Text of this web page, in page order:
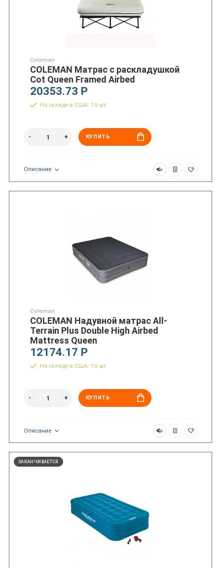
Coleman
COLEMAN Матрас с раскладушкой
Cot Queen Framed Airbed
20353.73 Р
На складе в США: 10 шт.
КУПИТЬ
Описание
Coleman
COLEMAN Надувной матрас All-
Terrain Plus Double High Airbed
Mattress Queen
12174.17 Р
На складе в США: 10 шт.
КУПИТЬ
Описание
ЗАКАНЧИВАЕТСЯ